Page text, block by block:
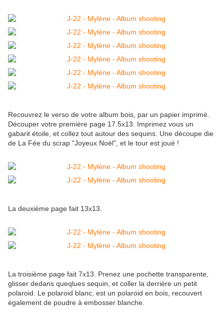
Recouvrez le verso de votre album bois, par un papier imprimé.
Découper votre première page 17.5x13. Imprimez vous un
gabarit étoile, et collez tout autour des sequins. Une découpe die
de La Fée du scrap "Joyeux Noël", et le tour est joué !
La deuxième page fait 13x13.
La troisième page fait 7x13. Prenez une pochette transparente,
glisser dedans queqlues sequin, et coller la derrière un petit
polaroid. Le polaroid blanc, est un polaroid en bois, recouvert
également de poudre à embosser blanche.